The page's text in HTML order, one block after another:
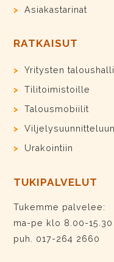
Asiakastarinat
RATKAISUT
Yritysten
Tilitoimistoille
Talousmobiilit
Viljelysuunnitteluun
Urakointiin
TUKIPALVELUT
Tukemme palvelee:
ma-pe klo 8.00-15.30
puh. 017-264 2660